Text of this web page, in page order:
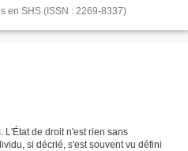
en SHS (ISSN : 2269-8337)
L'État de droit n'est rien sans
si décrié, s'est souvent vu défini